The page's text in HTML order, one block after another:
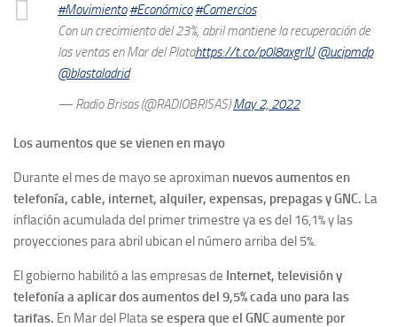
#Movimiento #Económico #Comercios
Con un crecimiento del 23%, abril mantiene la recuperación de
las ventas en Mar del Platahttps://t.co/p0l8axgrIU @ucipmdp
@blastaladrid
— Radio Brisas (@RADIOBRISAS)May 2, 2022
Los aumentos que se vienen en mayo
Durante el mes de mayo se aproximan nuevos aumentos en
telefonía, cable, internet, alquiler, expensas, prepagas y GNC. La
inflación acumulada del primer trimestre ya es del 16,1% y las
proyecciones para abril ubican el número arriba del 5%.
El gobierno habilitó a las empresas de Internet, televisión y
telefonía a aplicar dos aumentos del 9,5% cada uno para las
tarifas. En Mar del Platase espera que el GNC aumente por